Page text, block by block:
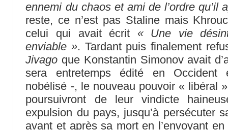
ennemi du chaos et ami de l’ordre qu’il
reste, ce n’est pas Staline mais
celui qui avait écrit « Une vie
enviable ». Tardant puis finalement
Jivago que Konstantin Simonov avait
sera entretemps édité en
nobélisé -, le nouveau pouvoir « libéral
poursuivront de leur vindicte
expulsion du pays, jusqu’à persécuter
avant et après sa mort en l’envoyant